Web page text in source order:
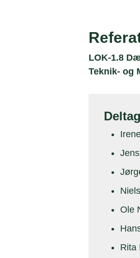
LOK-1.8
Teknik- og
Ole
Rita